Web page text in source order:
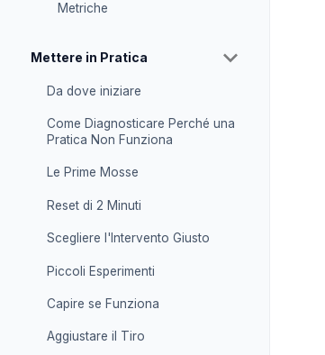
Metriche
Mettere in Pratica
Da dove iniziare
Come Diagnosticare Perché una
Pratica Non Funziona
Le Prime Mosse
Reset di 2 Minuti
Scegliere l'Intervento Giusto
Piccoli Esperimenti
Capire se Funziona
Aggiustare il Tiro